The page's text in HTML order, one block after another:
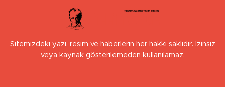
Sitemizdeki yazı, resim ve haberlerin her hakkı saklıdır. İzinsiz
veya kaynak gösterilemeden kullanılamaz.